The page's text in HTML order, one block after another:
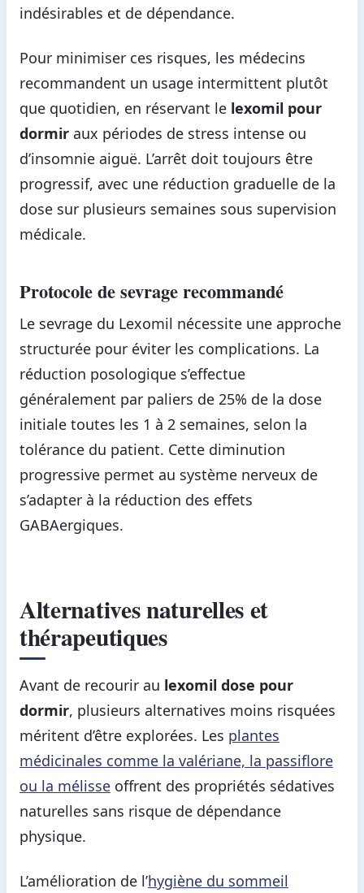
indésirables et de dépendance.
Pour minimiser ces risques, les médecins
recommandent un usage intermittent plutôt
que quotidien, en réservant le lexomil pour
dormiraux périodes de stress intense ou
d’insomnie aiguë. L’arrêt doit toujours être
progressif, avec une réduction graduelle de la
dose sur plusieurs semaines sous supervision
médicale.
Protocole de sevrage recommandé
Le sevrage du Lexomil nécessite une approche
structurée pour éviter les complications. La
réduction posologique s’effectue
généralement par paliers de 25% de la dose
initiale toutes les 1 à 2 semaines, selon la
tolérance du patient. Cette diminution
progressive permet au système nerveux de
s’adapter à la réduction des effets
GABAergiques.
Alternatives naturelles et
thérapeutiques
Avant de recourir au lexomil dose pour
dormir, plusieurs alternatives moins risquées
méritent d’être explorées. Les plantes
médicinales comme la valériane, la passiflore
ou la mélisseoffrent des propriétés sédatives
naturelles sans risque de dépendance
physique.
L’amélioration de l’hygiène du sommeil